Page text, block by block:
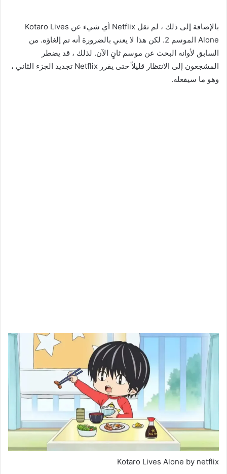
بالإضافة إلى ذلك ، لم تقل Netflix أي شيء عن Kotaro Lives
Alone الموسم 2. لكن هذا لا يعني بالضرورة أنه تم إلغاؤه. من
السابق لأوانه البحث عن موسم ثانٍ الآن. لذلك ، قد يضطر
المشجعون إلى الانتظار قليلاً حتى يقرر Netflix تجديد الجزء الثاني ،
وهو ما سيفعله.
Kotaro Lives Alone by netflix